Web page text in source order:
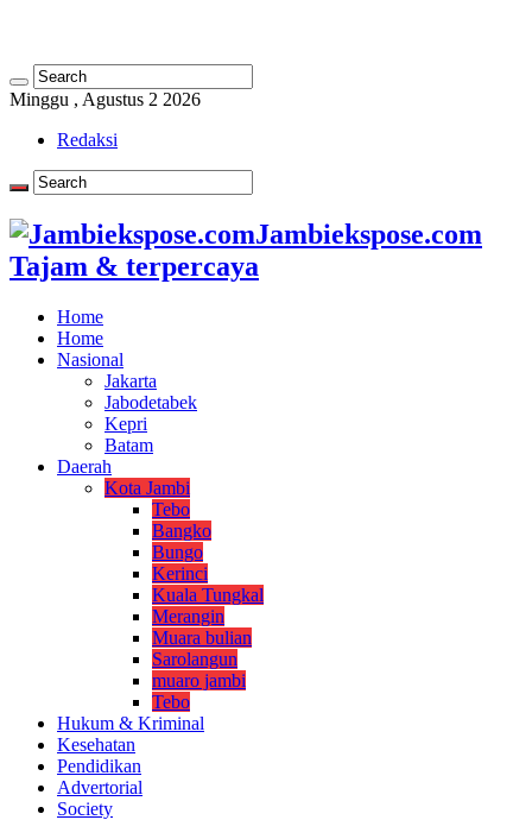
Minggu , Agustus 2 2026
Redaksi
Jambiekspose.com
Tajam & terpercaya
Home
Home
Nasional
Jakarta
Jabodetabek
Kepri
Batam
Daerah
Kota Jambi
Tebo
Bangko
Bungo
Kerinci
Kuala Tungkal
Merangin
Muara bulian
Sarolangun
muaro jambi
Tebo
Hukum & Kriminal
Kesehatan
Pendidikan
Advertorial
Society